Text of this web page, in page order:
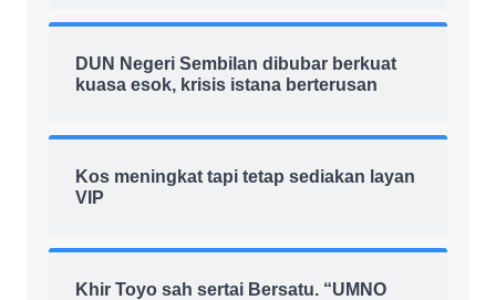
DUN Negeri Sembilan dibubar berkuat
kuasa esok, krisis istana berterusan
Kos meningkat tapi tetap sediakan layan
VIP
Khir Toyo sah sertai Bersatu. “UMNO